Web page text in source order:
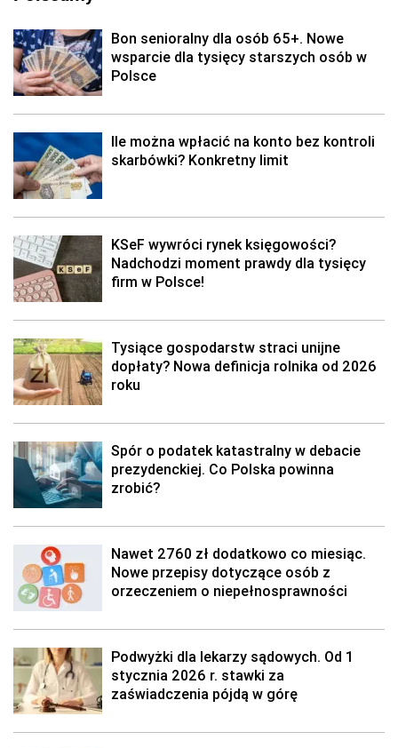
Bon senioralny dla osób 65+. Nowe
wsparcie dla tysięcy starszych osób w
Polsce
Ile można wpłacić na konto bez kontroli
skarbówki? Konkretny limit
KSeF wywróci rynek księgowości?
Nadchodzi moment prawdy dla tysięcy
firm w Polsce!
Tysiące gospodarstw straci unijne
dopłaty? Nowa definicja rolnika od 2026
roku
Spór o podatek katastralny w debacie
prezydenckiej. Co Polska powinna
zrobić?
Nawet 2760 zł dodatkowo co miesiąc.
Nowe przepisy dotyczące osób z
orzeczeniem o niepełnosprawności
Podwyżki dla lekarzy sądowych. Od 1
stycznia 2026 r. stawki za
zaświadczenia pójdą w górę